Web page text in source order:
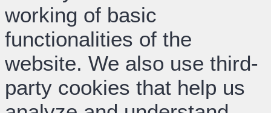
working of basic
functionalities of the
website. We also use third-
party cookies that help us